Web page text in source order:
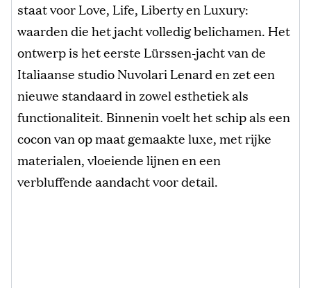
staat voor Love, Life, Liberty en Luxury:
waarden die het jacht volledig belichamen. Het
ontwerp is het eerste Lürssen-jacht van de
Italiaanse studio Nuvolari Lenard en zet een
nieuwe standaard in zowel esthetiek als
functionaliteit. Binnenin voelt het schip als een
cocon van op maat gemaakte luxe, met rijke
materialen, vloeiende lijnen en een
verbluffende aandacht voor detail.